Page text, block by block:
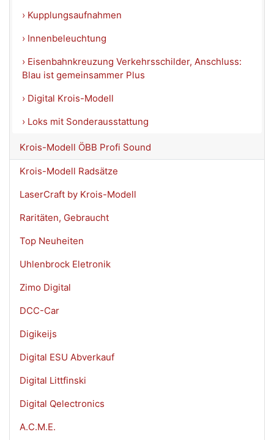
› Kupplungsaufnahmen
› Innenbeleuchtung
› Eisenbahnkreuzung Verkehrsschilder, Anschluss:
Blau ist gemeinsammer Plus
› Digital Krois-Modell
› Loks mit Sonderausstattung
Krois-Modell ÖBB Profi Sound
Krois-Modell Radsätze
LaserCraft by Krois-Modell
Raritäten, Gebraucht
Top Neuheiten
Uhlenbrock Eletronik
Zimo Digital
DCC-Car
Digikeijs
Digital ESU Abverkauf
Digital Littfinski
Digital Qelectronics
A.C.M.E.